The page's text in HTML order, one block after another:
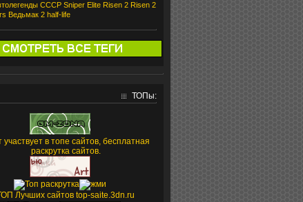
СССР Sniper Elite Risen 2 Risen 2
Ведьмак 2 half-life
ТОПы: